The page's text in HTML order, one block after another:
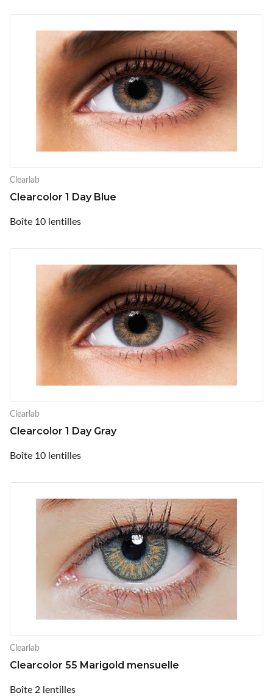
Clearlab
Clearcolor 1 Day Blue
Boîte 10 lentilles
Clearlab
Clearcolor 1 Day Gray
Boîte 10 lentilles
Clearlab
Clearcolor 55 Marigold mensuelle
Boîte 2 lentilles